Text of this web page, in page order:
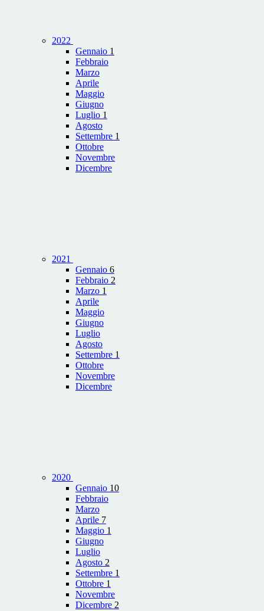
2022
Gennaio 1
Febbraio
Marzo
Aprile
Maggio
Giugno
Luglio 1
Agosto
Settembre 1
Ottobre
Novembre
Dicembre
2021
Gennaio 6
Febbraio 2
Marzo 1
Aprile
Maggio
Giugno
Luglio
Agosto
Settembre 1
Ottobre
Novembre
Dicembre
2020
Gennaio 10
Febbraio
Marzo
Aprile 7
Maggio 1
Giugno
Luglio
Agosto 2
Settembre 1
Ottobre 1
Novembre
Dicembre 2